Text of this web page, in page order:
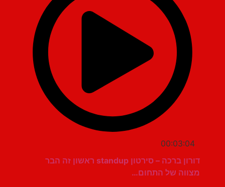
00:03:04
דורון ברכה – סירטון standup ראשון זה הבר
מצווה של התחום…